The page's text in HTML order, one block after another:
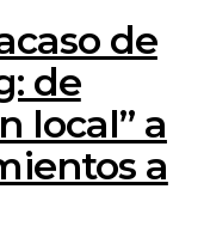
de
de
local” a
a